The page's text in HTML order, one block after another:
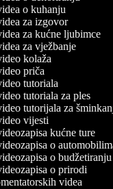
o kuhanju
za izgovor
za kućne ljubimce
za vježbanje
kolaža
priča
tutoriala
tutoriala za ples
tutorijala za
vijesti
kućne ture
o
o budžetiranju
o prirodi
videa